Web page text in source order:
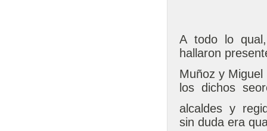
A todo lo
hallaron
Muñoz y
los dichos
alcaldes y
sin duda era